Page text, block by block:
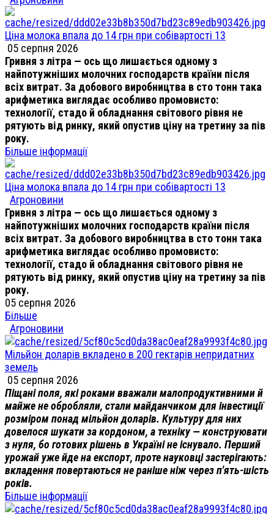
Ціна молока впала до 14 грн при собівартості 13
05 серпня 2026
Гривня з літра — ось що лишається одному з
найпотужніших молочних господарств країни після
всіх витрат. За добового виробництва в сто тонн така
арифметика виглядає особливо промовисто:
технології, стадо й обладнання світового рівня не
рятують від ринку, який опустив ціну на третину за пів
року.
Більше інформації
Ціна молока впала до 14 грн при собівартості 13
Агроновини
Гривня з літра — ось що лишається одному з
найпотужніших молочних господарств країни після
всіх витрат. За добового виробництва в сто тонн така
арифметика виглядає особливо промовисто:
технології, стадо й обладнання світового рівня не
рятують від ринку, який опустив ціну на третину за пів
року.
05 серпня 2026
Більше
Агроновини
Мільйон доларів вкладено в 200 гектарів непридатних
земель
05 серпня 2026
Піщані поля, які роками вважали малопродуктивними й
майже не обробляли, стали майданчиком для інвестиції
розміром понад мільйон доларів. Культуру для них
довелося шукати за кордоном, а техніку — конструювати
з нуля, бо готових рішень в Україні не існувало. Перший
урожай уже йде на експорт, проте науковці застерігають:
вкладення повертаються не раніше ніж через п'ять-шість
років.
Більше інформації